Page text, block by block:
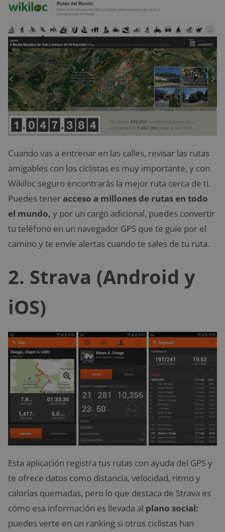
Cuando vas a entrenar en las calles, revisar las rutas
amigables con los ciclistas es muy importante, y con
Wikiloc seguro encontrarás la mejor ruta cerca de ti.
Puedes tener acceso a millones de rutas en todo
el mundo, y por un cargo adicional, puedes convertir
tu teléfono en un navegador GPS que te guíe por el
camino y te envíe alertas cuando te sales de tu ruta.
2. Strava (Android y
iOS)
Esta aplicación registra tus rutas con ayuda del GPS y
te ofrece datos como distancia, velocidad, ritmo y
calorías quemadas, pero lo que destaca de Strava es
cómo esa información es llevada al plano social:
puedes verte en un ranking si otros ciclistas han